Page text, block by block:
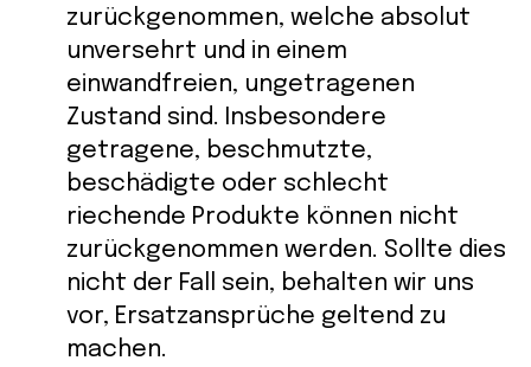
zurückgenommen, welche absolut
unversehrt und in einem
einwandfreien, ungetragenen
Zustand sind. Insbesondere
getragene, beschmutzte,
beschädigte oder schlecht
riechende Produkte können nicht
zurückgenommen werden. Sollte dies
nicht der Fall sein, behalten wir uns
vor, Ersatzansprüche geltend zu
machen.